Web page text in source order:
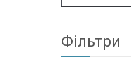
Фільтри